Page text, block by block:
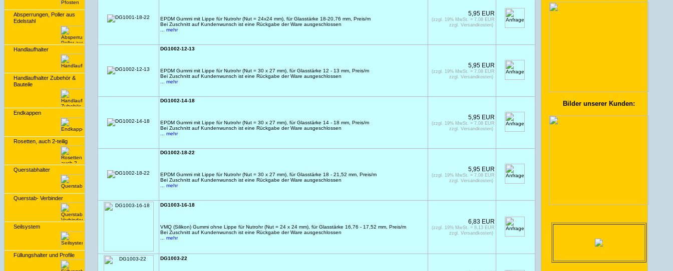
Absperrungen, Poller aus
Edelstahl
Handlaufhalter
Handlaufhalter Zubehör &
Bauteile
Endkappen
Rosetten, auch 2-teilig
Querstabhalter
Querstab- Verbinder
Seilsystem
Füllungshalter und Profile
EPDM Gummi mit Lippe für Nutrohr (Nut = 24x24 mm), für Glasstärke 18-20,76 mm, Preis/m
Bei Zuschnitt auf Kundenwunsch ist eine Rückgabe der Ware ausgeschlossen
... mehr
5,95 EUR
(zzgl. 19% MwSt. = 7,08 EUR
zzgl. Versandkosten)
DG1002-12-13
EPDM Gummi mit Lippe für Nutrohr (Nut = 30 x 27 mm), für Glasstärke 12 - 13 mm, Preis/m
Bei Zuschnitt auf Kundenwunsch ist eine Rückgabe der Ware ausgeschlossen
... mehr
5,95 EUR
(zzgl. 19% MwSt. = 7,08 EUR
zzgl. Versandkosten)
DG1002-14-18
EPDM Gummi mit Lippe für Nutrohr (Nut = 30 x 27 mm), für Glasstärke 14 - 18 mm, Preis/m
Bei Zuschnitt auf Kundenwunsch ist eine Rückgabe der Ware ausgeschlossen
... mehr
5,95 EUR
(zzgl. 19% MwSt. = 7,08 EUR
zzgl. Versandkosten)
DG1002-18-22
EPDM Gummi mit Lippe für Nutrohr (Nut = 30 x 27 mm), für Glasstärke 18 - 21,52 mm, Preis/m
Bei Zuschnitt auf Kundenwunsch ist eine Rückgabe der Ware ausgeschlossen
... mehr
5,95 EUR
(zzgl. 19% MwSt. = 7,08 EUR
zzgl. Versandkosten)
DG1003-16-18
VMQ (Silikon) Gummi ohne Lippe für Nutrohr (Nut = 24 x 24 mm), für Glasstärke 16,76 - 17,52 mm, Preis/m
Bei Zuschnitt auf Kundenwunsch ist eine Rückgabe der Ware ausgeschlossen
... mehr
6,83 EUR
(zzgl. 19% MwSt. = 8,13 EUR
zzgl. Versandkosten)
DG1003-22
Bilder unserer Kunden: